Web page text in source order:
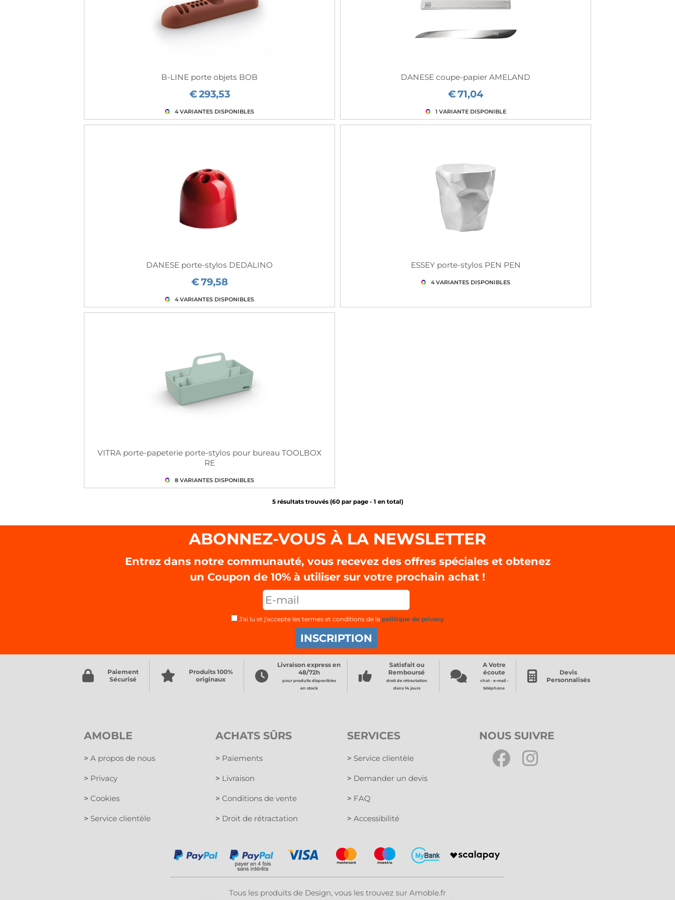
B-LINE porte objets BOB
€293,53
DANESE coupe-papier AMELAND
€71,04
DANESE porte-stylos DEDALINO
€79,58
ESSEY porte-stylos PEN PEN
VITRA porte-papeterie porte-stylos pour bureau TOOLBOX
RE
5 résultats trouvés (60par page - 1 en total)
ABONNEZ-VOUS À LA NEWSLETTER
Entrez dans notre communauté, vous recevez des offres spéciales et obtenez
un Coupon de 10% à utiliser sur votre prochain achat !
J'ai lu et j'accepte les termes et conditions de la politique de privacy
Paiement
Sécurisé
Produits 100%
originaux
Livraison express en
48/72h
pour produits disponibles
en stock
Satisfait ou
Remboursé
droit de rétractation
dans 14 jours
A Votre
écoute
chat - e-mail -
téléphone
Devis
Personnalisés
AMOBLE
> A propos de nous
> Privacy
> Cookies
> Service clientèle
ACHATS SÛRS
> Paiements
> Livraison
> Conditions de vente
> Droit de rétractation
SERVICES
> Service clientèle
> Demander un devis
> FAQ
> Accessibilité
NOUS SUIVRE
Tous les produits de Design, vous les trouvez sur Amoble.fr